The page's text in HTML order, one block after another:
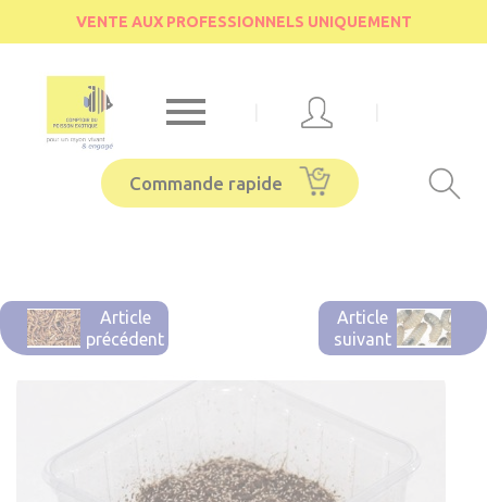
VENTE AUX PROFESSIONNELS UNIQUEMENT

Commande rapide
Article
précédent
Article
suivant